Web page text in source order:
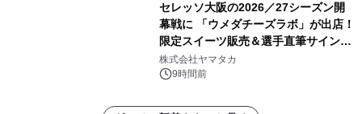
セレッソ大阪の2026／27シーズン開
幕戦に 「ウメダチーズラボ」が出店！
限定スイーツ販売＆選手直筆サイング
ッズが当たる抽選会を 8月8日に開催
株式会社ヤマタカ
9時間前